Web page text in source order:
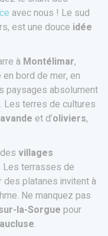
avec nous ! Le sud
est une douce idée
à Montélimar,
bord de mer, en
paysages absolument
Les terres de cultures
et d’oliviers,
villages
Les terrasses de
platanes invitent à
Ne manquez pas
la-Sorgue pour
.